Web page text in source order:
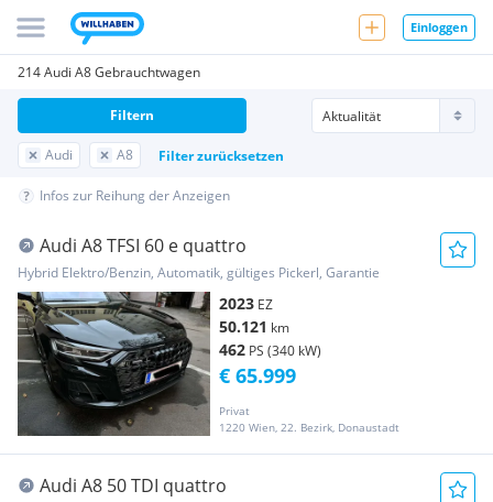
Einloggen
214 Audi A8 Gebrauchtwagen
Audi A8 Filter zurücksetzen
Filtern
Infos zur Reihung der Anzeigen
Audi A8 TFSI 60 e quattro
Hybrid Elektro/Benzin, Automatik, gültiges Pickerl, Garantie
2023 EZ
50.121 km
462 PS (340 kW)
Privat
1220 Wien, 22. Bezirk, Donaustadt
€ 65.999
Audi A8 50 TDI quattro